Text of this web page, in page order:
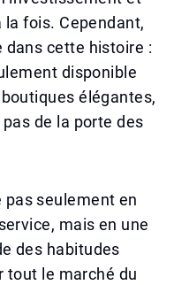
fois. Cependant,
dans cette histoire :
disponible
élégantes,
de la porte des
seulement en
mais en une
des habitudes
tout le marché du